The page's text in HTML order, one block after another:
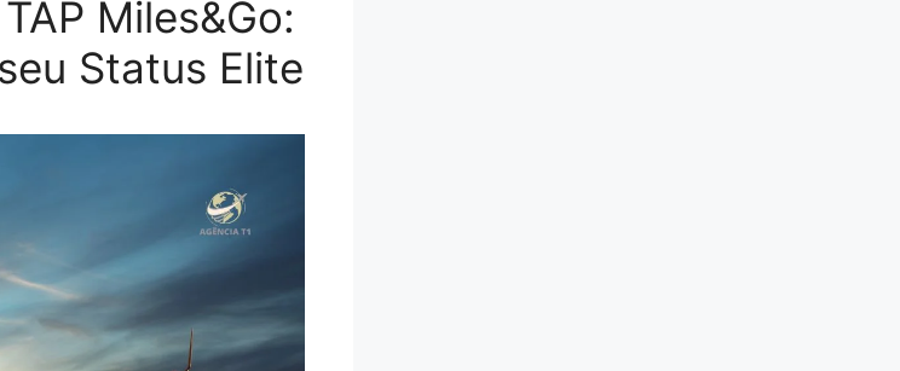
Miles&Go:
Status Elite